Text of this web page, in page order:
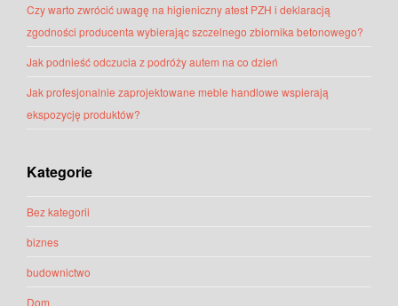
Czy warto zwrócić uwagę na higieniczny atest PZH i deklaracją
zgodności producenta wybierając szczelnego zbiornika betonowego?
Jak podnieść odczucia z podróży autem na co dzień
Jak profesjonalnie zaprojektowane meble handlowe wspierają
ekspozycję produktów?
Kategorie
Bez kategorii
biznes
budownictwo
Dom